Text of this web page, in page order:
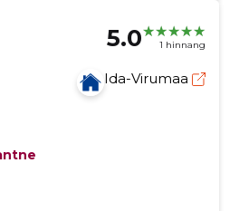
5.0 1 hinnang
Ida-Virumaa